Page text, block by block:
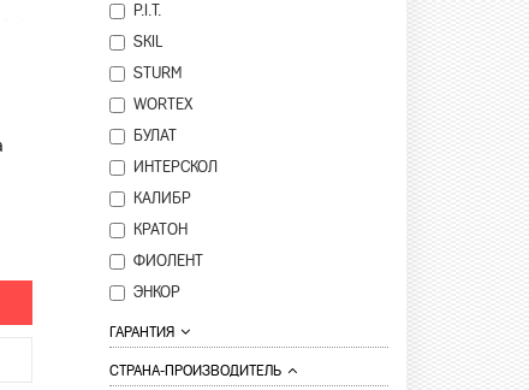
P.I.T.
SKIL
STURM
WORTEX
БУЛАТ
ИНТЕРСКОЛ
КАЛИБР
КРАТОН
ФИОЛЕНТ
ЭНКОР
ГАРАНТИЯ
СТРАНА-ПРОИЗВОДИТЕЛЬ